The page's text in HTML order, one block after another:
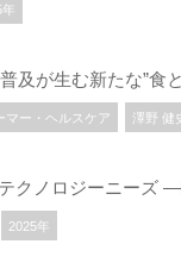
及が生む新たな”食
マー・ヘルスケア 澤野 健
クノロジーニー
2025年